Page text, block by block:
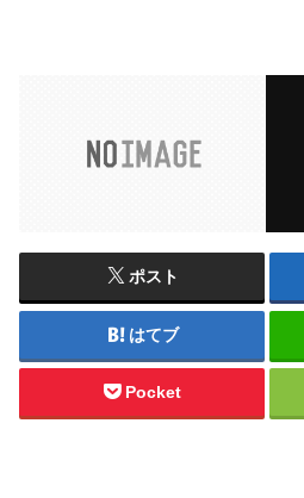
ポスト
はてブ
Pocket